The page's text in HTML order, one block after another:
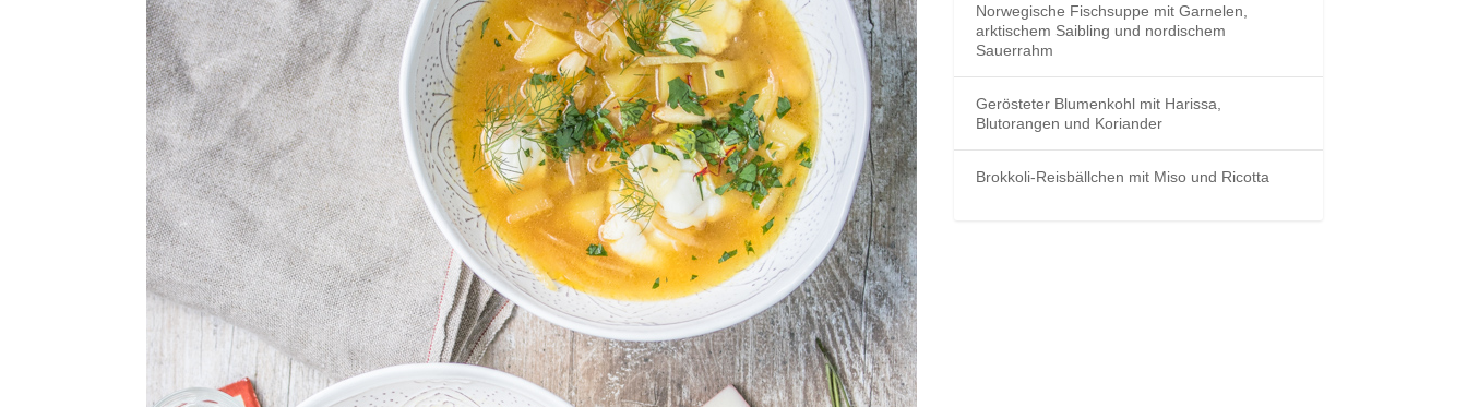
Norwegische Fischsuppe mit Garnelen,
arktischem Saibling und nordischem
Sauerrahm
Gerösteter Blumenkohl mit Harissa,
Blutorangen und Koriander
Brokkoli-Reisbällchen mit Miso und Ricotta